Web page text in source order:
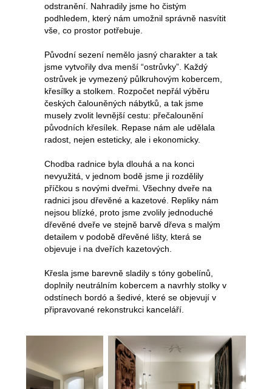
odstranění. Nahradily jsme ho čistým
podhledem, který nám umožnil správně nasvítit
vše, co prostor potřebuje.
Původní sezení nemělo jasný charakter a tak
jsme vytvořily dva menší “ostrůvky”. Každý
ostrůvek je vymezený půlkruhovým kobercem,
křesílky a stolkem. Rozpočet nepřál výběru
českých čalouněných nábytků, a tak jsme
musely zvolit levnější cestu: přečalounění
původních křesílek. Repase nám ale udělala
radost, nejen esteticky, ale i ekonomicky.
Chodba radnice byla dlouhá a na konci
nevyužitá, v jednom bodě jsme ji rozdělily
příčkou s novými dveřmi. Všechny dveře na
radnici jsou dřevěné a kazetové. Repliky nám
nejsou blízké, proto jsme zvolily jednoduché
dřevěné dveře ve stejně barvě dřeva s malým
detailem v podobě dřevěné lišty, která se
objevuje i na dveřích kazetových.
Křesla jsme barevně sladily s tóny gobelínů,
doplnily neutrálním kobercem a navrhly stolky v
odstínech bordó a šedivé, které se objevují v
připravované rekonstrukci kanceláří.